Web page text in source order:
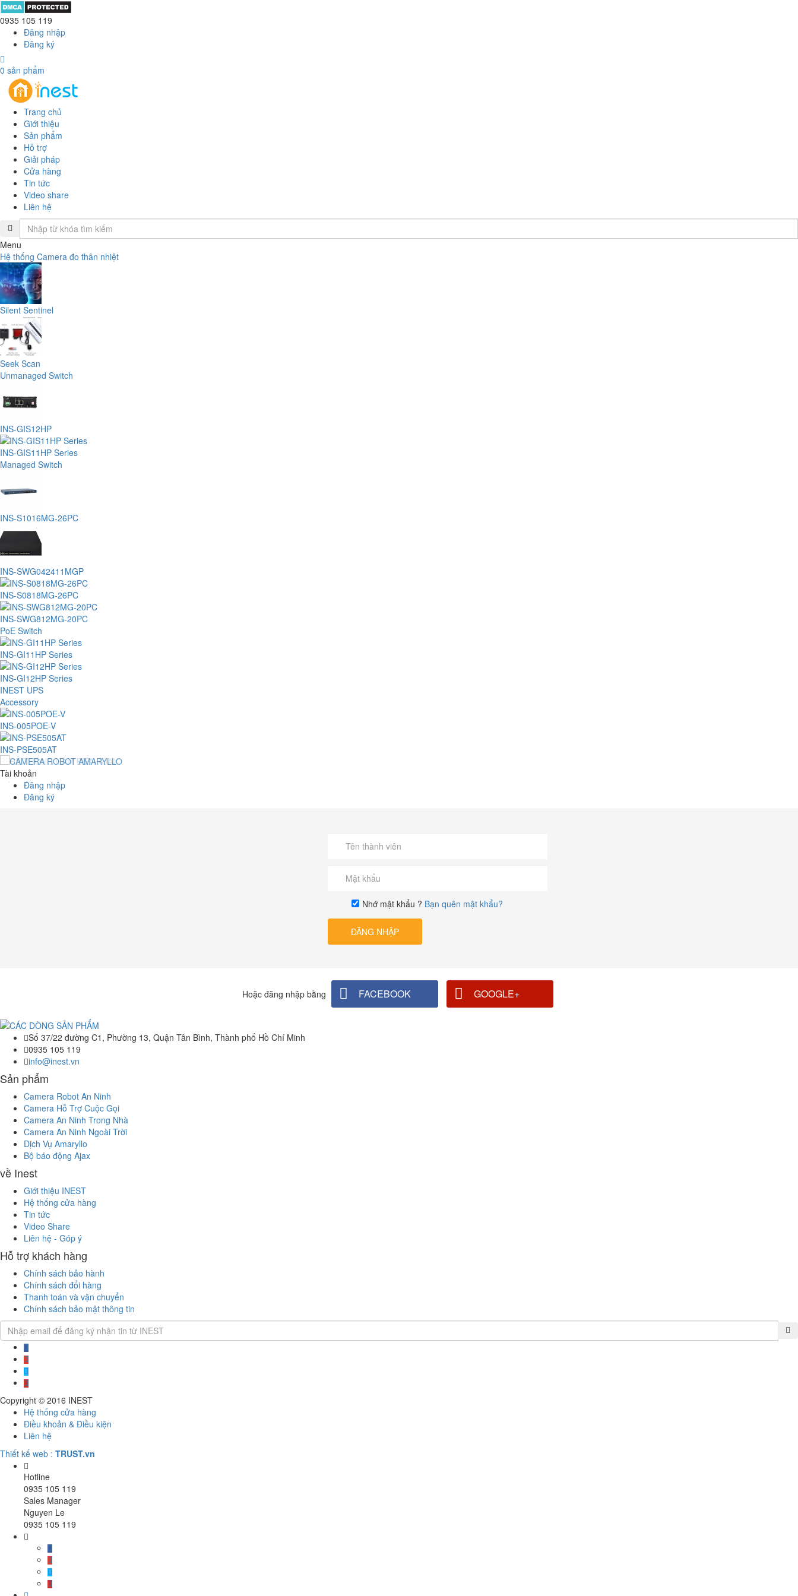
0935 105 119
Đăng nhập
Đăng ký
0 sản phẩm
Trang chủ
Giới thiệu
Sản phẩm
Hỗ trợ
Giải pháp
Cửa hàng
Tin tức
Video share
Liên hệ
Menu
Hệ thống Camera đo thân nhiệt
Silent Sentinel
Seek Scan
Unmanaged Switch
INS-GIS12HP
INS-GIS11HP Series
Managed Switch
INS-S1016MG-26PC
INS-SWG042411MGP
INS-S0818MG-26PC
INS-SWG812MG-20PC
PoE Switch
INS-GI11HP Series
INS-GI12HP Series
INEST UPS
Accessory
INS-005POE-V
INS-PSE505AT
Tài khoản
Đăng nhập
Đăng ký
Nhớ mật khẩu ? Bạn quên mật khẩu?
ĐĂNG NHẬP
Hoặc đăng nhập bằng FACEBOOK GOOGLE+
Số 37/22 đường C1, Phường 13, Quận Tân Bình, Thành phố Hồ Chí Minh
0935 105 119
info@inest.vn
Sản phẩm
Camera Robot An Ninh
Camera Hỗ Trợ Cuộc Gọi
Camera An Ninh Trong Nhà
Camera An Ninh Ngoài Trời
Dịch Vụ Amaryllo
Bộ báo động Ajax
về Inest
Giới thiệu INEST
Hệ thống cửa hàng
Tin tức
Video Share
Liên hệ - Góp ý
Hỗ trợ khách hàng
Chính sách bảo hành
Chính sách đổi hàng
Thanh toán và vận chuyển
Chính sách bảo mật thông tin
Copyright © 2016 INEST
Hệ thống cửa hàng
Điều khoản & Điều kiện
Liên hệ
Thiết kế web : TRUST.vn
Hotline
0935 105 119
Sales Manager
Nguyen Le
0935 105 119